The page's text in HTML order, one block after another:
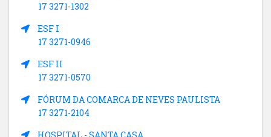
17 3271-1302
ESF I
17 3271-0946
ESF II
17 3271-0570
FÓRUM DA COMARCA DE NEVES PAULISTA
17 3271-2104